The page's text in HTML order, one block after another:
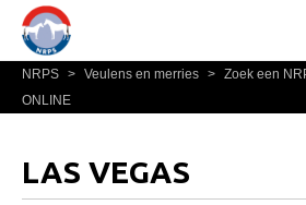
Home
Nieuws
Bestuur NRPS
NRPS > Veulens en merries > Zoek een
ONLINE
LAS VEGAS